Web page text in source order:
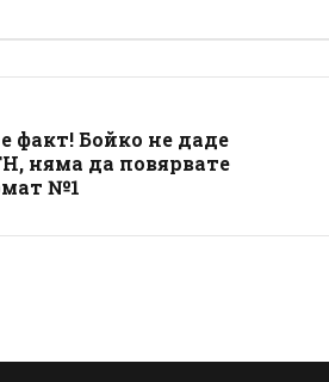
факт! Бойко не даде
няма да повярвате
№1